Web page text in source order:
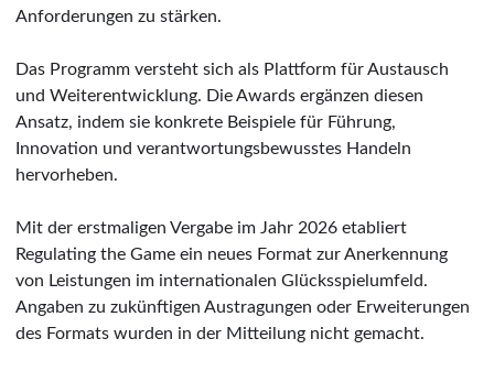
Anforderungen zu stärken.
Das Programm versteht sich als Plattform für Austausch
und Weiterentwicklung. Die Awards ergänzen diesen
Ansatz, indem sie konkrete Beispiele für Führung,
Innovation und verantwortungsbewusstes Handeln
hervorheben.
Mit der erstmaligen Vergabe im Jahr 2026 etabliert
Regulating the Game ein neues Format zur Anerkennung
von Leistungen im internationalen Glücksspielumfeld.
Angaben zu zukünftigen Austragungen oder Erweiterungen
des Formats wurden in der Mitteilung nicht gemacht.